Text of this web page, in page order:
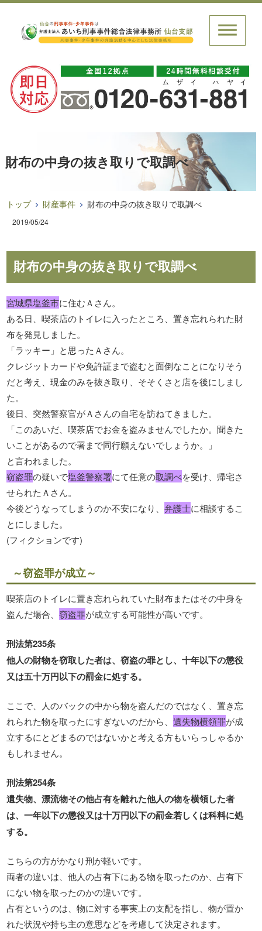
財布の中身の抜き取りで取調べ
トップ 財産事件 財布の中身の抜き取りで取調べ
2019/05/24
財布の中身の抜き取りで取調べ
宮城県塩釜市に住むＡさん。
ある日、喫茶店のトイレに入ったところ、置き忘れられた財
布を発見しました。
「ラッキー」と思ったＡさん。
クレジットカードや免許証まで盗むと面倒なことになりそう
だと考え、現金のみを抜き取り、そそくさと店を後にしまし
た。
後日、突然警察官がＡさんの自宅を訪ねてきました。
「このあいだ、喫茶店でお金を盗みませんでしたか。聞きた
いことがあるので署まで同行願えないでしょうか。」
と言われました。
窃盗罪の疑いで塩釜警察署にて任意の取調べを受け、帰宅さ
せられたＡさん。
今後どうなってしまうのか不安になり、弁護士に相談するこ
とにしました。
(フィクションです)
～窃盗罪が成立～
喫茶店のトイレに置き忘れられていた財布またはその中身を
盗んだ場合、窃盗罪が成立する可能性が高いです。
刑法第235条
他人の財物を窃取した者は、窃盗の罪とし、十年以下の懲役
又は五十万円以下の罰金に処する。
ここで、人のバックの中から物を盗んだのではなく、置き忘
れられた物を取ったにすぎないのだから、遺失物横領罪が成
立するにとどまるのではないかと考える方もいらっしゃるか
もしれません。
刑法第254条
遺失物、漂流物その他占有を離れた他人の物を横領した者
は、一年以下の懲役又は十万円以下の罰金若しくは科料に処
する。
こちらの方がかなり刑が軽いです。
両者の違いは、他人の占有下にある物を取ったのか、占有下
にない物を取ったのかの違いです。
占有というのは、物に対する事実上の支配を指し、物が置か
れた状況や持ち主の意思などを考慮して決定されます。